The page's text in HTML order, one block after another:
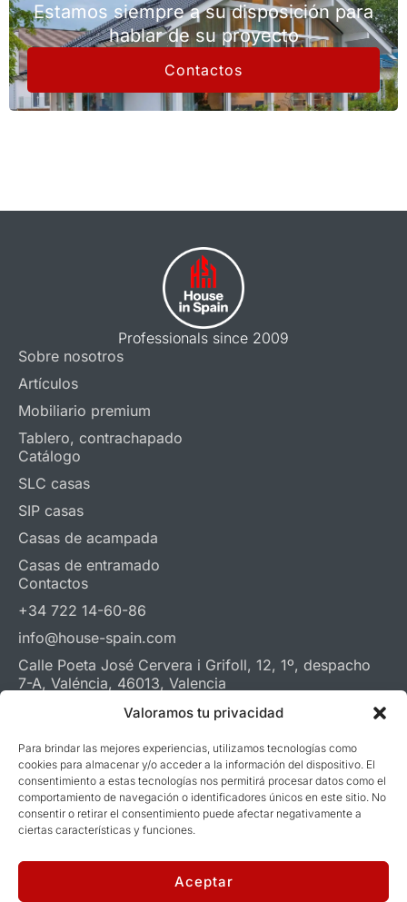
Valoramos tu privacidad
Para brindar las mejores experiencias, utilizamos tecnologías como
cookies para almacenar y/o acceder a la información del dispositivo. El
consentimiento a estas tecnologías nos permitirá procesar datos como el
comportamiento de navegación o identificadores únicos en este sitio. No
consentir o retirar el consentimiento puede afectar negativamente a
ciertas características y funciones.
Aceptar
Estamos siempre a su disposición para
hablar de su proyecto
Contactos
Professionals since 2009
Sobre nosotros
Artículos
Mobiliario premium
Tablero, contrachapado
Catálogo
SLC casas
SIP casas
Casas de acampada
Casas de entramado
Contactos
+34 722 14-60-86
info@house-spain.com
Calle Poeta José Cervera i Grifoll, 12, 1º, despacho
7-A, Valéncia, 46013, Valencia
Averigüe el valor de su casa en 1 minuto
Presupuesto en 48 horas
© 2026. House in Spain.
Desarrollo y diseño